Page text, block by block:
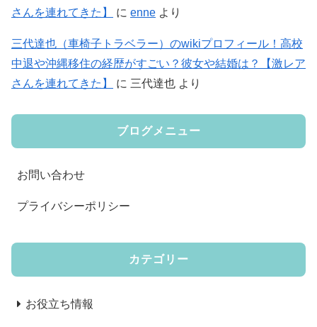
さんを連れてきた】
に enne より
三代達也（車椅子トラベラー）のwikiプロフィール！高校
中退や沖縄移住の経歴がすごい？彼女や結婚は？【激レア
さんを連れてきた】
に 三代達也 より
ブログメニュー
お問い合わせ
プライバシーポリシー
カテゴリー
お役立ち情報